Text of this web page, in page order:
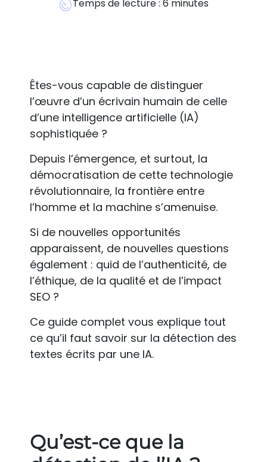
Temps de lecture : 6 minutes
Êtes-vous capable de distinguer
l’œuvre d’un écrivain humain de celle
d’une intelligence artificielle (IA)
sophistiquée ?
Depuis l’émergence, et surtout, la
démocratisation de cette technologie
révolutionnaire, la frontière entre
l’homme et la machine s’amenuise.
Si de nouvelles opportunités
apparaissent, de nouvelles questions
également : quid de l’authenticité, de
l’éthique, de la qualité et de l’impact
SEO ?
Ce guide complet vous explique tout
ce qu’il faut savoir sur la détection des
textes écrits par une IA.
Qu’est-ce que la